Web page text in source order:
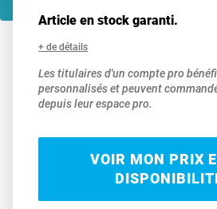
Article en stock garanti.
+ de détails
Les titulaires d'un compte pro
personnalisés et peuvent
depuis leur espace pro.
VOIR MON PRIX